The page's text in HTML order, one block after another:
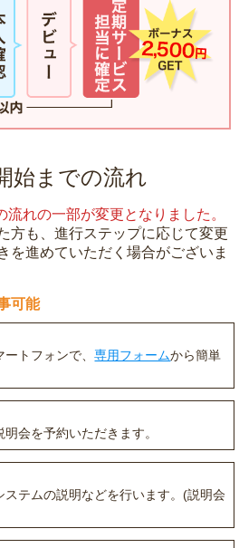
始までの流れ
れの一部が変更となりました。
方も、進行ステップに応じて変更
を進めていただく場合がございま
可能
ートフォンで、専用フォームから簡単
会を予約いただきます。
ステムの説明などを行います。(説明会